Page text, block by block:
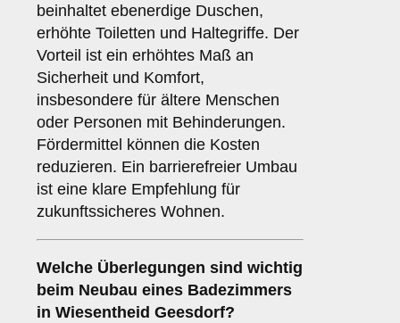
beinhaltet ebenerdige Duschen,
erhöhte Toiletten und Haltegriffe. Der
Vorteil ist ein erhöhtes Maß an
Sicherheit und Komfort,
insbesondere für ältere Menschen
oder Personen mit Behinderungen.
Fördermittel können die Kosten
reduzieren. Ein barrierefreier Umbau
ist eine klare Empfehlung für
zukunftssicheres Wohnen.
Welche Überlegungen sind wichtig
beim Neubau eines Badezimmers
in Wiesentheid Geesdorf?